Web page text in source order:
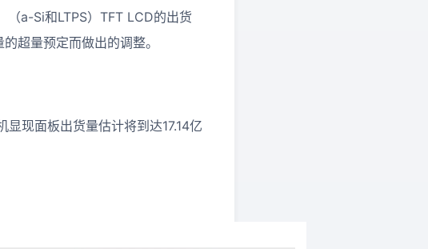
a-Si和LTPS）TFT LCD的出货
超量预定而做出的调整。
现面板出货量估计将到达17.14亿